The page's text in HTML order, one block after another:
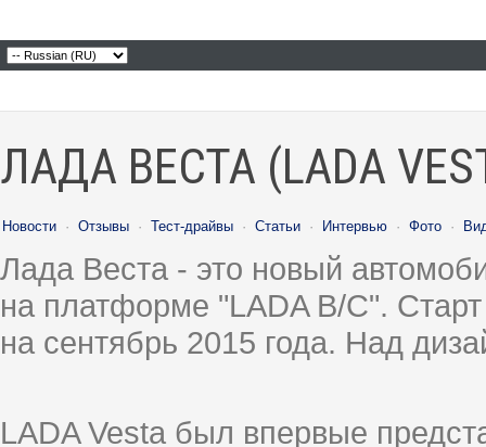
ЛАДА ВЕСТА (LADA
Новости · Отзывы · Тест-драйвы · Статьи · Интервью · Фото ·
Лада Веста - это новый
на платформе "LADA B/C".
на сентябрь 2015 года. Над
LADA Vesta был впервые